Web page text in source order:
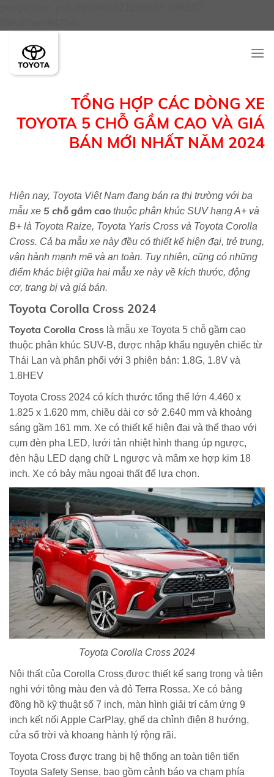
TỔNG HỢP CÁC DÒNG XE
TOYOTA 5 CHỖ GẦM CAO VÀ GIÁ
BÁN MỚI NHẤT NĂM 2024
Hiện nay, Toyota Việt Nam đang bán ra thị trường với ba
mẫu xe 5 chỗ gầm cao thuộc phân khúc SUV hạng A+ và
B+ là Toyota Raize, Toyota Yaris Cross và Toyota Corolla
Cross. Cả ba mẫu xe này đều có thiết kế hiện đại, trẻ trung,
vận hành mạnh mẽ và an toàn. Tuy nhiên, cũng có những
điểm khác biệt giữa hai mẫu xe này về kích thước, động
cơ, trang bị và giá bán.
Toyota Corolla Cross 2024
Toyota Corolla Cross là mẫu xe Toyota 5 chỗ gầm cao
thuộc phân khúc SUV-B, được nhập khẩu nguyên chiếc từ
Thái Lan và phân phối với 3 phiên bản: 1.8G, 1.8V và
1.8HEV
Toyota Cross 2024 có kích thước tổng thể lớn 4.460 x
1.825 x 1.620 mm, chiều dài cơ sở 2.640 mm và khoảng
sáng gầm 161 mm. Xe có thiết kế hiện đại và thể thao với
cụm đèn pha LED, lưới tản nhiệt hình thang úp ngược,
đèn hậu LED dạng chữ L ngược và mâm xe hợp kim 18
inch. Xe có bảy màu ngoại thất để lựa chọn.
Toyota Corolla Cross 2024
Nội thất của Corolla Cross được thiết kế sang trọng và tiện
nghi với tông màu đen và đỏ Terra Rossa. Xe có bảng
đồng hồ kỹ thuật số 7 inch, màn hình giải trí cảm ứng 9
inch kết nối Apple CarPlay, ghế da chỉnh điện 8 hướng,
cửa sổ trời và khoang hành lý rộng rãi.
Toyota Cross được trang bị hệ thống an toàn tiên tiến
Toyota Safety Sense, bao gồm cảnh báo va chạm phía